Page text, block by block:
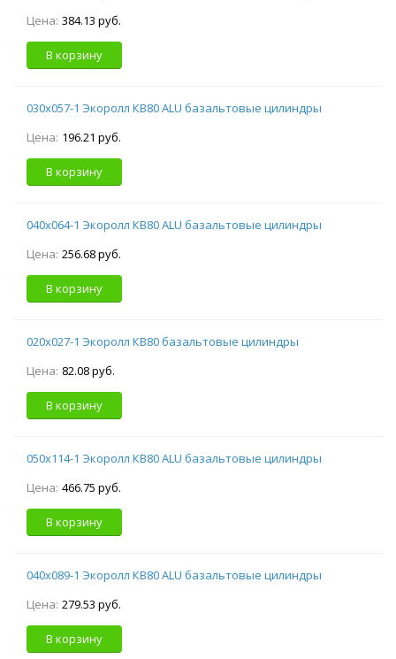
Цена: 384.13 руб.
В корзину
030х057-1 Экоролл КВ80 ALU базальтовые цилиндры
Цена: 196.21 руб.
В корзину
040х064-1 Экоролл КВ80 ALU базальтовые цилиндры
Цена: 256.68 руб.
В корзину
020х027-1 Экоролл КВ80 базальтовые цилиндры
Цена: 82.08 руб.
В корзину
050х114-1 Экоролл КВ80 ALU базальтовые цилиндры
Цена: 466.75 руб.
В корзину
040х089-1 Экоролл КВ80 ALU базальтовые цилиндры
Цена: 279.53 руб.
В корзину